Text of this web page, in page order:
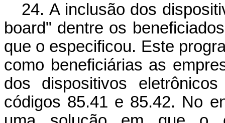
24. A inclusão dos
board" dentre os
que o especificou. Este
como beneficiárias as
dos dispositivos
códigos 85.41 e 85.42. No